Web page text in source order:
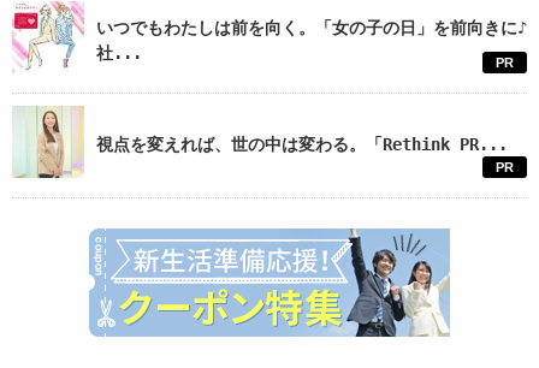
いつでもわたしは前を向く。「女の子の日」を前向きに♪
社...
PR
視点を変えれば、世の中は変わる。「Rethink PR...
PR